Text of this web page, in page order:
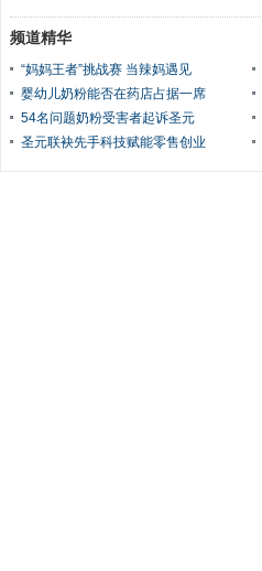
频道精华
“妈妈王者”挑战赛 当辣妈遇见
婴幼儿奶粉能否在药店占据一席
54名问题奶粉受害者起诉圣元
圣元联袂先手科技赋能零售创业